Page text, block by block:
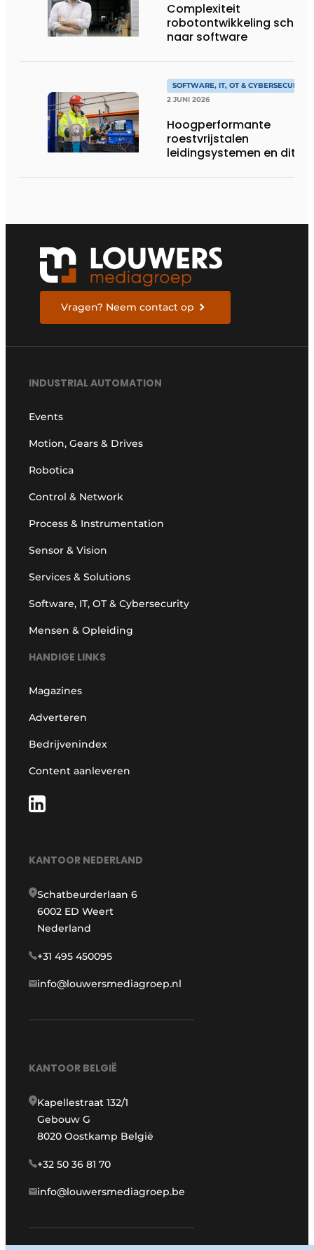
Complexiteit
robotontwikkeling schuift
naar software
SOFTWARE, IT, OT & CYBERSECURITY
2 JUNI 2026
Hoogperformante
roestvrijstalen
leidingsystemen en dito
Vragen? Neem contact op
INDUSTRIAL AUTOMATION
Events
Motion, Gears & Drives
Robotica
Control & Network
Process & Instrumentation
Sensor & Vision
Services & Solutions
Software, IT, OT & Cybersecurity
Mensen & Opleiding
HANDIGE LINKS
Magazines
Adverteren
Bedrijvenindex
Content aanleveren
KANTOOR NEDERLAND
Schatbeurderlaan 6
6002 ED Weert
Nederland
+31 495 450095
info@louwersmediagroep.nl
KANTOOR BELGIË
Kapellestraat 132/1
Gebouw G
8020 Oostkamp België
+32 50 36 81 70
info@louwersmediagroep.be